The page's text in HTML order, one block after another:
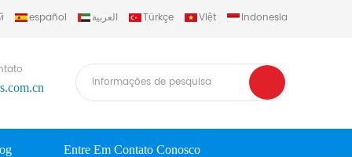
español العربية Türkçe Việt Indonesia
Entre Em Contato Conosco